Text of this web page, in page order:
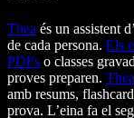
Thea és un assistent
de cada persona. Els
PDFs o classes
proves preparen. Thea
amb resums,
prova. L’eina fa el